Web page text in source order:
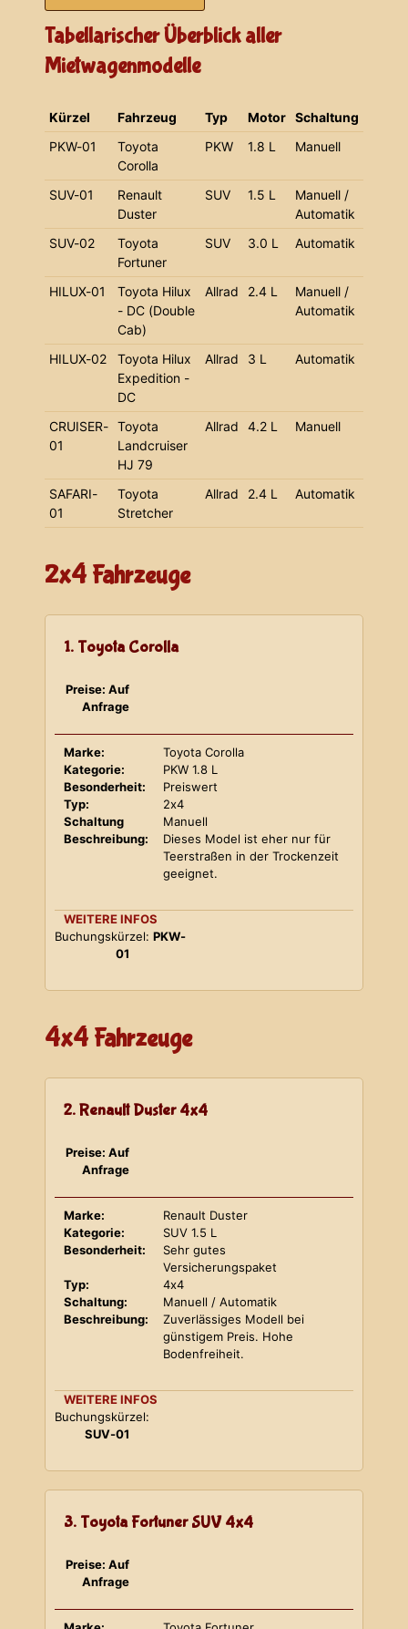
Tabellarischer Überblick aller
Mietwagenmodelle
Kürzel Fahrzeug Typ Motor Schaltung
PKW-01
Toyota
Corolla
PKW 1.8 L Manuell
SUV-01
Renault
Duster
SUV 1.5 L
Manuell /
Automatik
SUV-02
Toyota
Fortuner
SUV 3.0 L Automatik
HILUX-01
Toyota Hilux
- DC (Double
Cab)
Allrad 2.4 L
Manuell /
Automatik
HILUX-02
Toyota Hilux
Expedition -
DC
Allrad 3 L Automatik
CRUISER-
01
Toyota
Landcruiser
HJ 79
Allrad 4.2 L Manuell
SAFARI-
01
Toyota
Stretcher
Allrad 2.4 L Automatik
2x4 Fahrzeuge
1. Toyota Corolla
Preise: Auf
Anfrage
Marke:
Toyota Corolla
Kategorie:
PKW 1.8 L
Besonderheit:
Preiswert
Typ:
2x4
Schaltung
Manuell
Beschreibung:
Dieses Model ist eher nur für
Teerstraßen in der Trockenzeit
geeignet.
WEITERE INFOS
Buchungskürzel: PKW-
01
4x4 Fahrzeuge
2. Renault Duster 4x4
Preise: Auf
Anfrage
Marke:
Renault Duster
Kategorie:
SUV 1.5 L
Besonderheit:
Sehr gutes
Versicherungspaket
Typ:
4x4
Schaltung:
Manuell / Automatik
Beschreibung:
Zuverlässiges Modell bei
günstigem Preis. Hohe
Bodenfreiheit.
WEITERE INFOS
Buchungskürzel:
SUV-01
3. Toyota Fortuner SUV 4x4
Preise: Auf
Anfrage